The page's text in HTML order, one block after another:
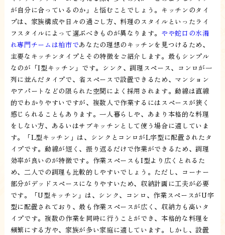
が自分に合っているのか」と悩むことでしょう。キッチンのタイ
プは、家族構成や日々の過ごし方、料理のスタイルといったライ
フスタイルによって選ぶべきものが異なります。 やや蛇口の水漏
れ専門チームは柏市であなたの理想のキッチンを見つけるため、
主要なキッチンタイプとその特徴をご紹介します。最もシンプル
なのが「I型キッチン」です。シンク、調理スペース、コンロが一
列に並んだタイプで、省スペースで設置できるため、マンション
やアパートなどの限られた空間によく採用されます。動線は直線
的でわかりやすいですが、複数人で作業するにはスペースが狭く
感じられることもあります。一人暮らしや、あまり本格的な料理
をしない方、あるいはサブキッチンとして使う場合に適していま
す。「L型キッチン」は、シンクとコンロがL字型に配置されたタ
イプです。動線が短く、振り返るだけで作業ができるため、調理
効率が良いのが特徴です。作業スペースもI型より広くとれるた
め、二人での調理も比較的しやすいでしょう。ただし、コーナー
部分がデッドスペースになりやすいため、収納計画に工夫が必要
です。「U型キッチン」は、シンク、コンロ、作業スペースがU字
型に配置されており、最も作業スペースが広く、収納力も高いタ
イプです。複数の作業を同時に行うことができ、本格的な料理を
頻繁にする方や、家族が多い家庭に適しています。しかし、設置